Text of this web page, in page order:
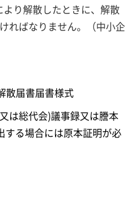
り解散したときに、解散
ればなりません。（中小企
散届書届書様式
は総代会)議事録又は謄本
する場合には原本証明が必